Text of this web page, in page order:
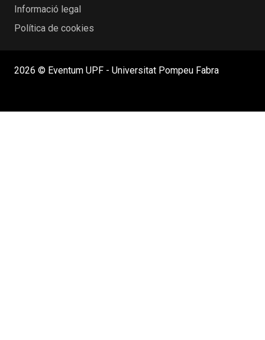
Informació legal
Política de cookies
2026 © Eventum UPF - Universitat Pompeu Fabra